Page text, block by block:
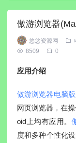
傲游浏览器
悠悠资源网
8509
0
应用介绍
傲游浏览器电脑版
网页浏览器，在
oid上均有应用。
度和多种个性化